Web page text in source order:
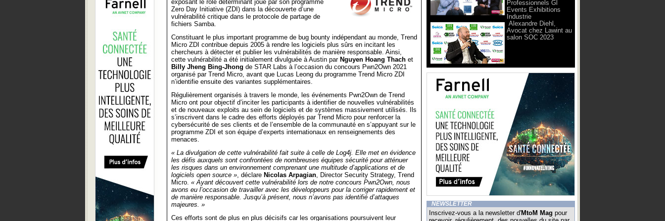
exposant le rôle déterminant joué par son programme
Zero Day Initiative (ZDI) dans la découverte d’une
vulnérabilité critique dans le protocole de partage de
fichiers Samba.
Constituant le plus important programme de bug bounty indépendant au monde, Trend
Micro ZDI contribue depuis 2005 à rendre les logiciels plus sûrs en incitant les
chercheurs à détecter et publier les vulnérabilités de manière responsable. Ainsi,
cette vulnérabilité a été initialement divulguée à Austin par Nguyen Hoang Thach et
Billy Jheng Bing-Jhong de STAR Labs à l’occasion du concours Pwn2Own 2021
organisé par Trend Micro, avant que Lucas Leong du programme Trend Micro ZDI
n’identifie ensuite des variantes supplémentaires.
Régulièrement organisés à travers le monde, les événements Pwn2Own de Trend
Micro ont pour objectif d’inciter les participants à identifier de nouvelles vulnérabilités
et de nouveaux exploits au sein de logiciels et de systèmes massivement utilisés. Ils
s’inscrivent dans le cadre des efforts déployés par Trend Micro pour renforcer la
cybersécurité de ses clients et de l’ensemble de la communauté en s’appuyant sur le
programme ZDI et son équipe d’experts internationaux en renseignements des
menaces.
« La divulgation de cette vulnérabilité fait suite à celle de Log4j. Elle met en évidence
les défis auxquels sont confrontées de nombreuses équipes sécurité pour atténuer
les risques dans un environnement comprenant une multitude d’applications et de
logiciels open source », déclare Nicolas Arpagian, Director Security Strategy, Trend
Micro. « Ayant découvert cette vulnérabilité lors de notre concours Pwn2Own, nous
avons eu l’occasion de travailler avec les développeurs pour la corriger rapidement et
de manière responsable. Jusqu’à présent, nous n’avons pas identifié d’attaques
majeures. »
Ces efforts sont de plus en plus décisifs car les organisations poursuivent leur
Professionnels Gl
Events Exhibitions
Industrie
Alexandre Diehl,
Avocat chez Lawint au
salon SOC 2023
NEWSLETTER
Inscrivez-vous a la newsletter d'MtoM Mag pour